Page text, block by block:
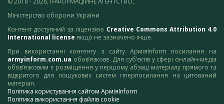
Міністерство оборони України
Контент доступний за ліцензією Creative Commons Attribution 4.0
International license якщо не зазначено інше.
При використанні контенту з сайту АрміяInform посилання на
armyinform.com.ua обов’язкове. Для суб’єктів у сфері онлайн-медіа
обов’язковим є розміщення у першому абзаці матеріалу прямого та
відкритого для пошукових систем гіперпосилання на цитований
матеріал.
Політика користування сайтом АрміяInform
Політика використання файлів cookie